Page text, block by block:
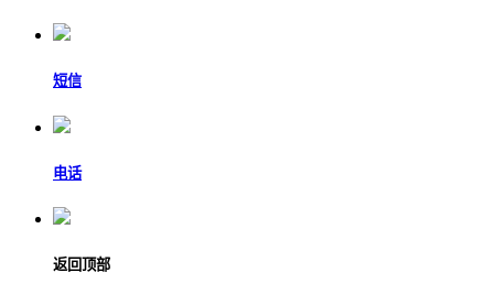
短信
电话
返回顶部